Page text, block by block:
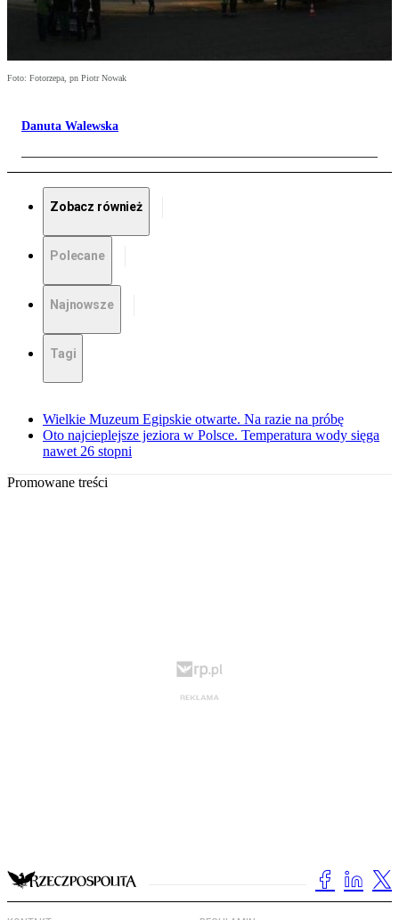
Foto: Fotorzepa, pn Piotr Nowak
Danuta Walewska
Zobacz również
Polecane
Najnowsze
Tagi
Wielkie Muzeum Egipskie otwarte. Na razie na próbę
Oto najcieplejsze jeziora w Polsce. Temperatura wody sięga
nawet 26 stopni
Promowane treści